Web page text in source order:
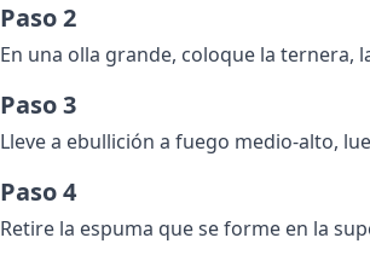
Paso 2
En una olla grande, coloque la ternera,
Paso 3
Lleve a ebullición a fuego medio-alto,
Paso 4
Retire la espuma que se forme en la